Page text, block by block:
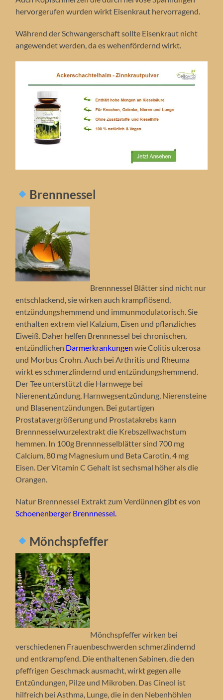
hervorgerufen wurden wirkt Eisenkraut hervorragend.
Während der Schwangerschaft sollte Eisenkraut nicht
angewendet werden, da es wehenfördernd wirkt.
Brennnessel
Brennnessel Blätter sind nicht nur
entschlackend, sie wirken auch krampflösend,
entzündungshemmend und immunmodulatorisch. Sie
enthalten extrem viel Kalzium, Eisen und pflanzliches
Eiweiß. Daher helfen Brennnessel bei chronischen,
entzündlichen Darmerkrankungen wie Colitis ulcerosa
und Morbus Crohn. Auch bei Arthritis und Rheuma
wirkt es schmerzlindernd und entzündungshemmend.
Der Tee unterstützt die Harnwege bei
Nierenentzündung, Harnwegsentzündung, Nierensteine
und Blasenentzündungen. Bei gutartigen
Prostatavergrößerung und Prostatakrebs kann
Brennnesselwurzelextrakt die Krebszellwachstum
hemmen. In 100g Brennnesselblätter sind 700 mg
Calcium, 80 mg Magnesium und Beta Carotin, 4 mg
Eisen. Der Vitamin C Gehalt ist sechsmal höher als die
Orangen.
Natur Brennnessel Extrakt zum Verdünnen gibt es von
Schoenenberger Brennnessel.
Mönchspfeffer
Mönchspfeffer wirken bei
verschiedenen Frauenbeschwerden schmerzlindernd
und entkrampfend. Die enthaltenen Sabinen, die den
pfeffrigen Geschmack ausmacht, wirkt gegen alle
Entzündungen, Pilze und Mikroben. Das Cineol ist
hilfreich bei Asthma, Lunge, die in den Nebenhöhlen